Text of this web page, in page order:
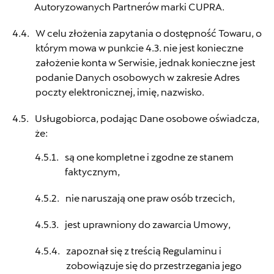
Autoryzowanych Partnerów marki CUPRA.
W celu złożenia zapytania o dostępność Towaru, o
którym mowa w punkcie 4.3. nie jest konieczne
założenie konta w Serwisie, jednak konieczne jest
podanie Danych osobowych w zakresie Adres
poczty elektronicznej, imię, nazwisko.
Usługobiorca, podając Dane osobowe oświadcza,
że:
są one kompletne i zgodne ze stanem
faktycznym,
nie naruszają one praw osób trzecich,
jest uprawniony do zawarcia Umowy,
zapoznał się z treścią Regulaminu i
zobowiązuje się do przestrzegania jego
Wybierz dealera obsługującego
Twoje zapytanie